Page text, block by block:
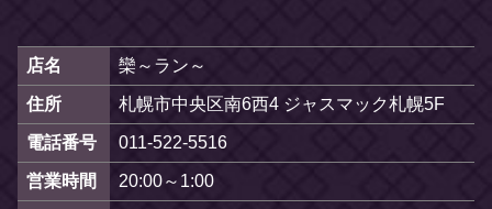
店名 欒～ラン～
住所 札幌市中央区南6西4 ジャスマック札幌5F
電話番号 011-522-5516
営業時間 20:00～1:00